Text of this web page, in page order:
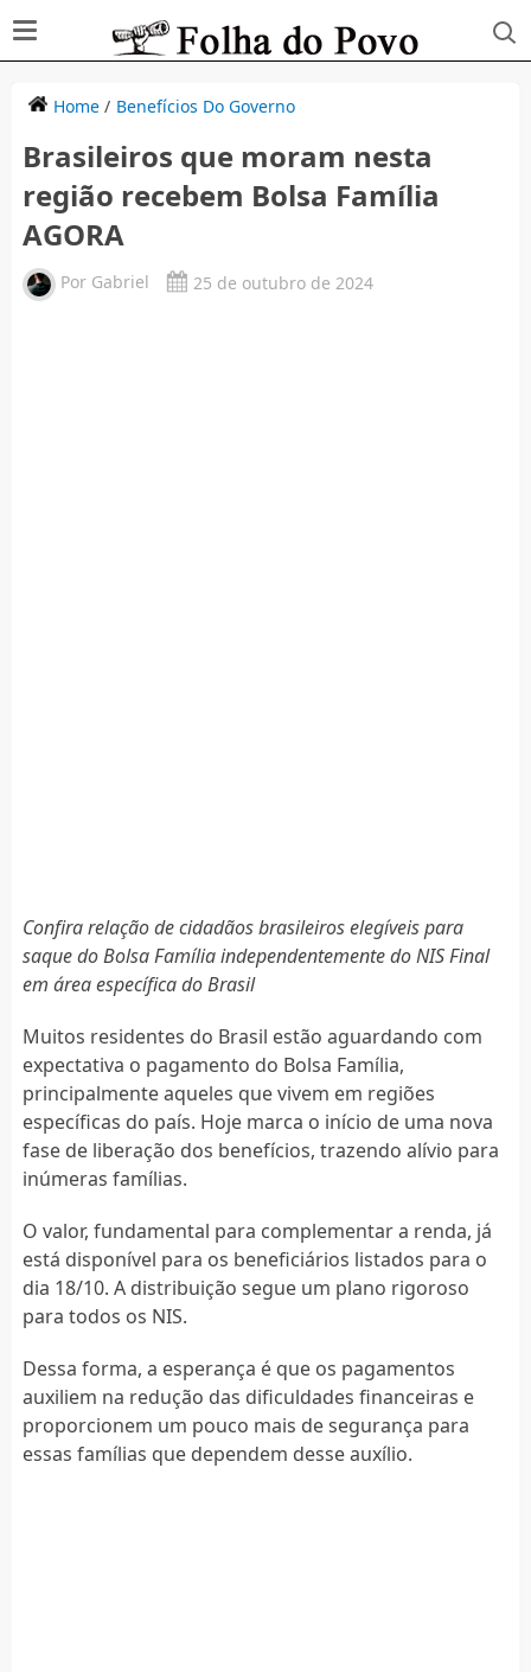
Home/ Benefícios Do Governo
Brasileiros que moram nesta
região recebem Bolsa Família
AGORA
Por Gabriel 25 de outubro de 2024
Confira relação de cidadãos brasileiros elegíveis para
saque do Bolsa Família independentemente do NIS Final
em área específica do Brasil
Muitos residentes do Brasil estão aguardando com
expectativa o pagamento do Bolsa Família,
principalmente aqueles que vivem em regiões
específicas do país. Hoje marca o início de uma nova
fase de liberação dos benefícios, trazendo alívio para
inúmeras famílias.
O valor, fundamental para complementar a renda, já
está disponível para os beneficiários listados para o
dia 18/10. A distribuição segue um plano rigoroso
para todos os NIS.
Dessa forma, a esperança é que os pagamentos
auxiliem na redução das dificuldades financeiras e
proporcionem um pouco mais de segurança para
essas famílias que dependem desse auxílio.